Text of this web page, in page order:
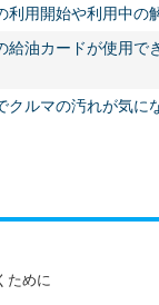
利用開始や利用中
給油カードが使用
クルマの汚れが気に
ために